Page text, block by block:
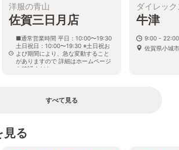
洋服の青山
佐賀三日月店
■通常営業時間 平日：10:00〜19:30
土日祝日：10:00〜19:30 ※土日祝お
よび期間により、急な変動すること
がありますので 詳細はホームページ
を確認ください
ダイレック
牛津
9:00 - 22:00
佐賀県小城
すべて見る
見る